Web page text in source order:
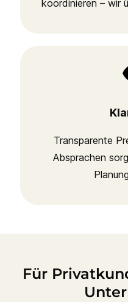
koordinieren – wir
Transparente
Absprachen
Für